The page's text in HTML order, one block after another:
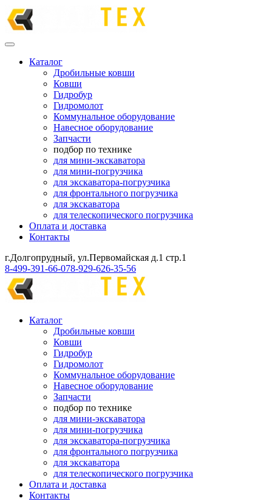
Каталог
Дробильные ковши
Ковши
Гидробур
Гидромолот
Коммунальное оборудование
Навесное оборудование
Запчасти
подбор по технике
для мини-экскаватора
для мини-погрузчика
для экскаватора-погрузчика
для фронтального погрузчика
для экскаватора
для телескопического погрузчика
Оплата и доставка
Контакты
г.Долгопрудный, ул.Первомайская д.1 стр.1
8-499-391-66-078-929-626-35-56
Каталог
Дробильные ковши
Ковши
Гидробур
Гидромолот
Коммунальное оборудование
Навесное оборудование
Запчасти
подбор по технике
для мини-экскаватора
для мини-погрузчика
для экскаватора-погрузчика
для фронтального погрузчика
для экскаватора
для телескопического погрузчика
Оплата и доставка
Контакты